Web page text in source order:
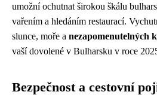
umožní ochutnat širokou škálu
vařením a hledáním restaurací.
slunce, moře a nezapomenutelných
vaší dovolené v Bulharsku v roce
Bezpečnost a cestovní